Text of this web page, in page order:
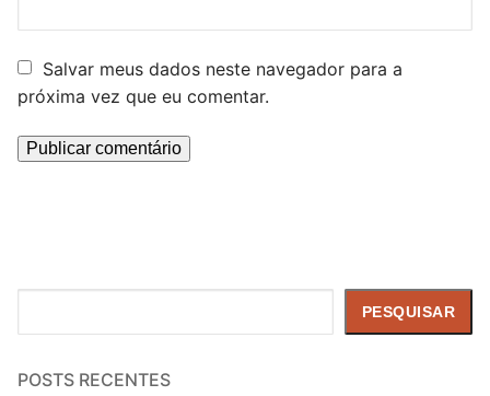
Salvar meus dados neste navegador para a
próxima vez que eu comentar.
PESQUISAR
POSTS RECENTES